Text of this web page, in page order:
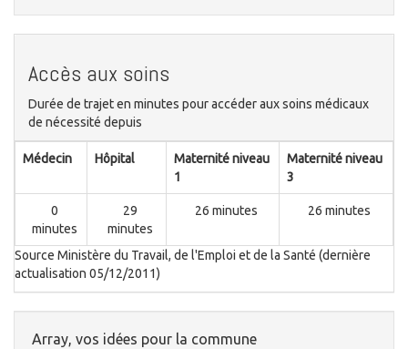
Accès aux soins
Durée de trajet en minutes pour accéder aux soins médicaux
de nécessité depuis
Médecin Hôpital
Maternité niveau
1
Maternité niveau
3
0
minutes
29
minutes
26 minutes 26 minutes
Source Ministère du Travail, de l'Emploi et de la Santé (dernière
actualisation 05/12/2011)
Array, vos idées pour la commune